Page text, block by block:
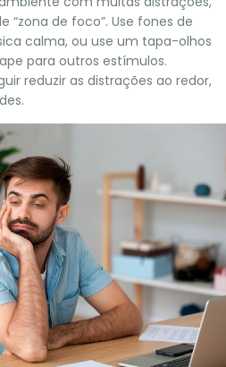
“zona de foco”. Use fones de
calma, ou use um tapa-olhos
para outros estímulos.
reduzir as distrações ao redor,